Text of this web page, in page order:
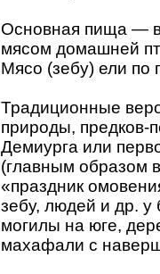
Основная пища —
мясом домашней
Мясо (зебу) ели по
Традиционные
природы, предков-
Демиурга или
(главным образом
«праздник
зебу, людей и др.
могилы на юге,
махафали с